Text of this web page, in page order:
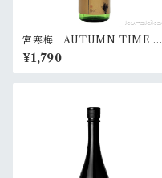
宮寒梅 AUTUMN TIME 72
0ml
¥1,790